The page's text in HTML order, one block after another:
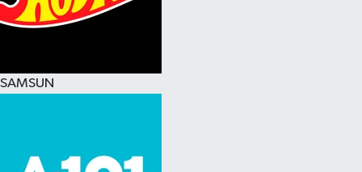
SAMSUN